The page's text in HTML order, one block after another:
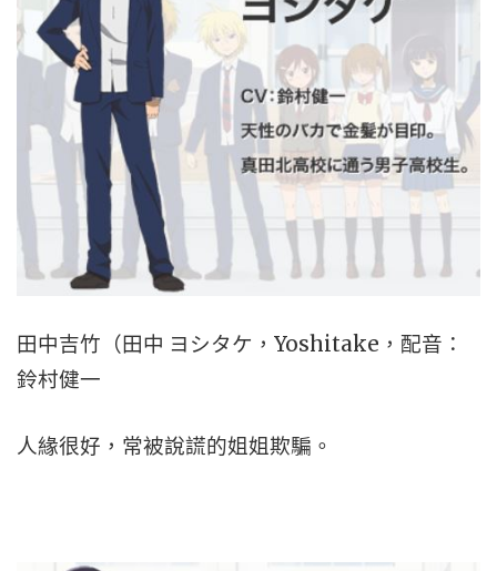
田中吉竹（田中 ヨシタケ，Yoshitake，配音：
鈴村健一
人緣很好，常被說謊的姐姐欺騙。